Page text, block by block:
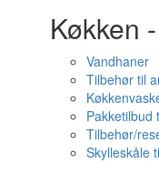
Køkken
Vandhaner
Tilbehør til
Pakketilbud
Tilbehør/
Skylleskåle